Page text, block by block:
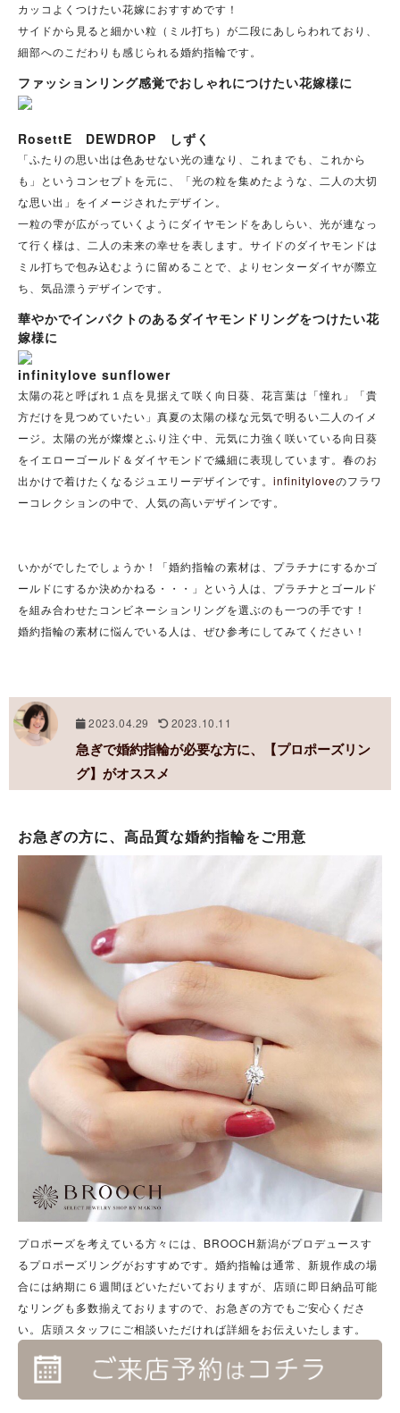
カッコよくつけたい花嫁におすすめです！
サイドから見ると細かい粒（ミル打ち）が二段にあしらわれており、
細部へのこだわりも感じられる婚約指輪です。
ファッションリング感覚でおしゃれにつけたい花嫁様に
RosettE DEWDROP しずく
「ふたりの思い出は色あせない光の連なり、これまでも、これから
も」というコンセプトを元に、「光の粒を集めたような、二人の大切
な思い出」をイメージされたデザイン。
一粒の雫が広がっていくようにダイヤモンドをあしらい、光が連なっ
て行く様は、二人の未来の幸せを表します。サイドのダイヤモンドは
ミル打ちで包み込むように留めることで、よりセンターダイヤが際立
ち、気品漂うデザインです。
華やかでインパクトのあるダイヤモンドリングをつけたい花
嫁様に
infinitylove sunflower
太陽の花と呼ばれ１点を見据えて咲く向日葵、花言葉は「憧れ」「貴
方だけを見つめていたい」真夏の太陽の様な元気で明るい二人のイメ
ージ。太陽の光が燦燦とふり注ぐ中、元気に力強く咲いている向日葵
をイエローゴールド＆ダイヤモンドで繊細に表現しています。春のお
出かけで着けたくなるジュエリーデザインです。 infinityloveのフラワ
ーコレクションの中で、人気の高いデザインです。
いかがでしたでしょうか！
「婚約指輪の素材は、プラチナにするかゴ
ールドにするか決めかねる・・・」 という人は、プラチナとゴールド
を組み合わせたコンビネーションリングを選ぶのも一つの手です！
婚約指輪の素材に悩んでいる人は、ぜひ参考にしてみてください！
2023.04.29 2023.10.11
急ぎで婚約指輪が必要な方に、【プロポーズリン
グ】がオススメ
お急ぎの方に、高品質な婚約指輪をご用意
プロポーズを考えている方々には、BROOCH新潟がプロデュースす
るプロポーズリングがおすすめです。婚約指輪は通常、新規作成の場
合には納期に６週間ほどいただいておりますが、店頭に即日納品可能
なリングも多数揃えておりますので、お急ぎの方でもご安心くださ
い。店頭スタッフにご相談いただければ詳細をお伝えいたします。